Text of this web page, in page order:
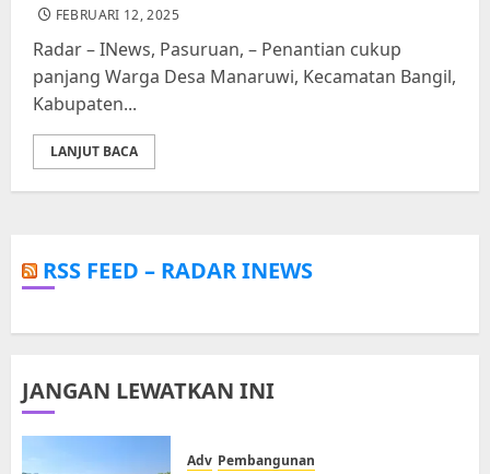
FEBRUARI 12, 2025
Radar – INews, Pasuruan, – Penantian cukup
panjang Warga Desa Manaruwi, Kecamatan Bangil,
Kabupaten...
LANJUT BACA
RSS FEED – RADAR INEWS
JANGAN LEWATKAN INI
Adv Pembangunan